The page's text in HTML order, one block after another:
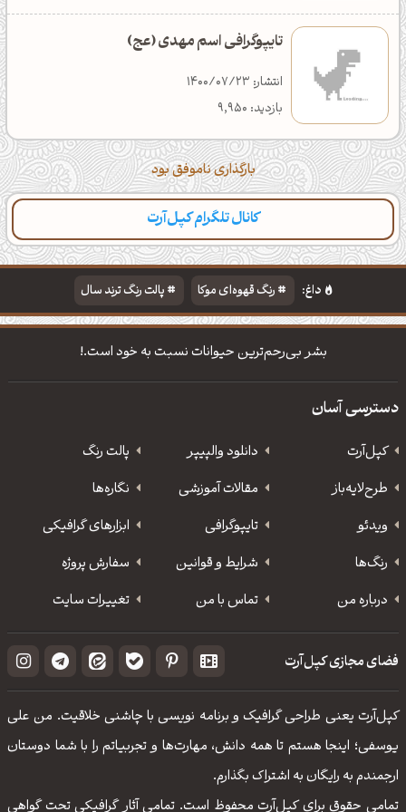
تایپوگرافی اسم مهدی (عج)
انتشار: 1400/07/23
بازدید: 9,950
بارگذاری ناموفق بود
کانال تلگرام کپل‌آرت
دسته‌بندی مطالب تازه تایپوگرافی پالت‌ها
داغ: رنگ قهوه‌ای موکا
پالت رنگ ترند سال
دانلود والپیپر مذهبی
تایپوگرافی شعر مولانا
بشر بی‌رحم‌ترین حیوانات نسبت به خود است.!
دسترسی آسان
کپل‌آرت دانلود‌ والپیپر
پالت رنگ
طرح‌لایه‌باز
مقالات آموزشی
نگاره‌ها
ویدئو
‌تایپوگرافی
ابزارهای گرافیکی
رنگ‌ها
شرایط و قوانین
سفارش پروژه
درباره من
تماس با من تغییرات سایت
فضای مجازی کپل‌آرت
کپل‌آرت یعنی طراحی گرافیک و برنامه نویسی با چاشنی خلاقیت. من علی
یوسفی؛ اینجا هستم تا همه دانش، مهارت‌‌ها و تجربیاتم را با شما دوستان
ارجمندم به رایگان به اشتراک بگذارم.
تمامی حقوق برای کپل‌آرت محفوظ است. تمامی آثار گرافیکی تحت گواهی